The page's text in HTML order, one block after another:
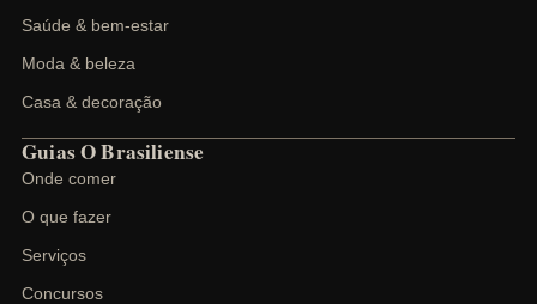
Saúde & bem-estar
Moda & beleza
Casa & decoração
Guias O Brasiliense
Onde comer
O que fazer
Serviços
Concursos